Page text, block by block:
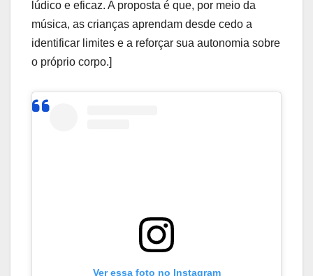
lúdico e eficaz. A proposta é que, por meio da
música, as crianças aprendam desde cedo a
identificar limites e a reforçar sua autonomia sobre
o próprio corpo.]
Ver essa foto no Instagram